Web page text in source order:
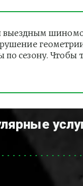
по сезону.